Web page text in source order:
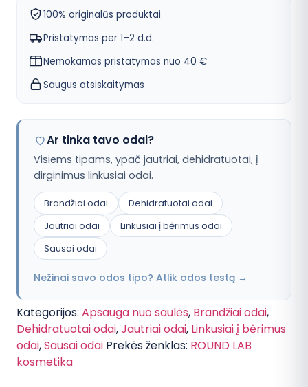
Moisturizing
Mild
Up
Sunscreen
apsauginis
kremas
nuo
saulės
100% originalūs produktai
Pristatymas per 1–2 d.d.
Nemokamas pristatymas nuo 40 €
Saugus atsiskaitymas
Ar tinka tavo odai?
Visiems tipams, ypač jautriai, dehidratuotai, į
dirginimus linkusiai odai.
Brandžiai odai
Dehidratuotai odai
Jautriai odai
Linkusiai į bėrimus odai
Sausai odai
Nežinai savo odos tipo? Atlik odos testą →
Kategorijos: Apsauga nuo saulės, Brandžiai odai,
Dehidratuotai odai,Jautriai odai, Linkusiai į bėrimus
odai,Sausai odai Prekės ženklas: ROUND LAB
kosmetika